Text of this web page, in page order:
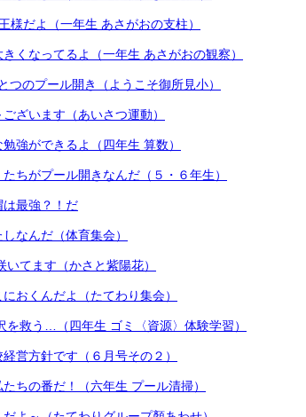
だよ（一年生 あさがおの支柱）
くなってるよ（一年生 あさがおの観察）
のプール開き（ようこそ御所見小）
ざいます（あいさつ運動）
強ができるよ（四年生 算数）
ちがプール開きなんだ（５・６年生）
最強？！だ
なんだ（体育集会）
てます（かさと紫陽花）
おくんだよ（たてわり集会）
救う…（四年生 ゴミ〈資源〉体験学習）
営方針です（６月号その２）
ちの番だ！（六年生 プール清掃）